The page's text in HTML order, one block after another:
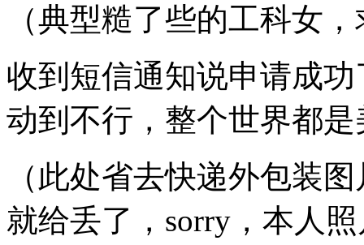
（典型糙了些的工科女
收到短信通知说申请成
动到不行，整个世界都
（此处省去快递外包装
就给丢了，sorry，本人